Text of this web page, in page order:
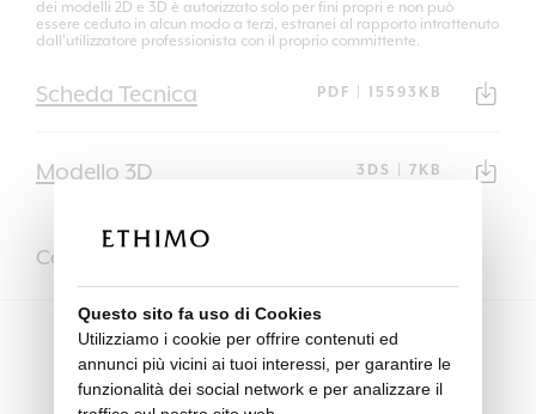
dei modelli 2D e 3D è autorizzato solo per fini propri e non può
essere ceduto in alcun modo a terzi, estranei al rapporto intrattenuto
dall'utilizzatore professionista con il proprio committente.
Scheda Tecnica PDF | 15593KB
Modello 3D 3DS | 7KB
Completalo con
Questo sito fa uso di Cookies
Utilizziamo i cookie per offrire contenuti ed
annunci più vicini ai tuoi interessi, per garantire le
funzionalità dei social network e per analizzare il